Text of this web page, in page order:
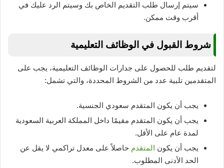
سيتم إرسال طلب التقديم الخاص بك وسيتم الرد عليك في
أقرب وقت ممكن.
شروط القبول في الوظائف التعليمية
لتقديم طلب للحصول على جدارات الوظائف التعليمية، يجب على
المتقدمين تلبية عدد من الشروط المحددة، والتي تشمل:
يجب أن يكون المتقدم سعودي الجنسية.
يجب أن يكون المتقدم مقيمًا داخل المملكة العربية السعودية
لمدة عام على الأقل.
يجب أن يكون المتقدم حاصلاً على معدل تراكمي لا يقل عن
الحد الأدنى المطلوب.